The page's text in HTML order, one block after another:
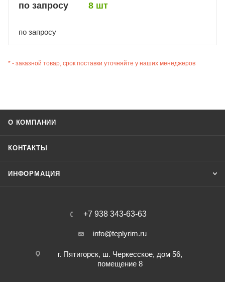
по запросу 8 шт
по запросу
* - заказной товар, срок поставки уточняйте у наших менеджеров
О КОМПАНИИ
КОНТАКТЫ
ИНФОРМАЦИЯ
+7 938 343-63-63
info@teplyrim.ru
г. Пятигорск, ш. Черкесское, дом 56,
помещение 8